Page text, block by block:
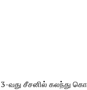
வது சீசனில் கலந்து